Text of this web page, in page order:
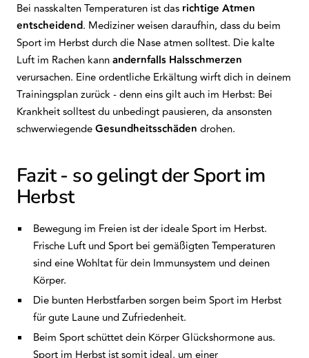
Bei nasskalten Temperaturen ist das richtige Atmen
entscheidend. Mediziner weisen daraufhin, dass du beim
Sport im Herbst durch die Nase atmen solltest. Die kalte
Luft im Rachen kannandernfalls Halsschmerzen
verursachen. Eine ordentliche Erkältung wirft dich in deinem
Trainingsplan zurück - denn eins gilt auch im Herbst: Bei
Krankheit solltest du unbedingt pausieren, da ansonsten
schwerwiegendeGesundheitsschäden drohen.
Fazit - so gelingt der Sport im
Herbst
Bewegung im Freien ist der ideale Sport im Herbst.
Frische Luft und Sport bei gemäßigten Temperaturen
sind eine Wohltat für dein Immunsystem und deinen
Körper.
Die bunten Herbstfarben sorgen beim Sport im Herbst
für gute Laune und Zufriedenheit.
Beim Sport schüttet dein Körper Glückshormone aus.